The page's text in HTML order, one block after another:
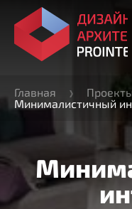
Главная
Минималистичный